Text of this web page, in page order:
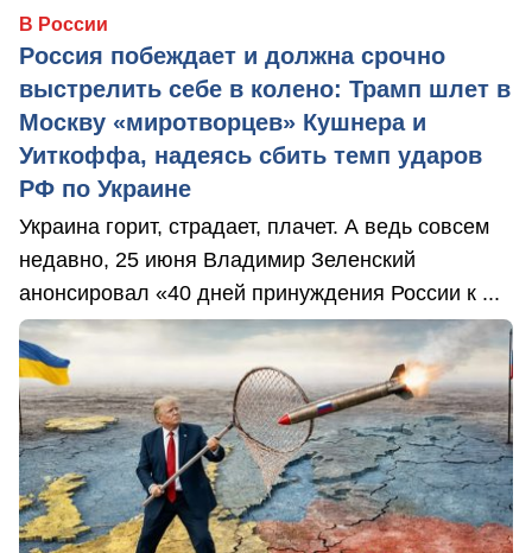
В России
Россия побеждает и должна срочно
выстрелить себе в колено: Трамп шлет в
Москву «миротворцев» Кушнера и
Уиткоффа, надеясь сбить темп ударов
РФ по Украине
Украина горит, страдает, плачет. А ведь совсем
недавно, 25 июня Владимир Зеленский
анонсировал «40 дней принуждения России к ...